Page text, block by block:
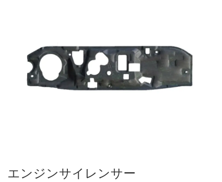
エンジンサイレンサー